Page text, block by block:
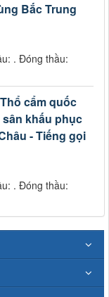
Bắc Trung
. Đóng thầu:
cẩm quốc
sân khấu phục
- Tiếng gọi
. Đóng thầu: